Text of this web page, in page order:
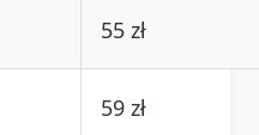
55 zł
59 zł